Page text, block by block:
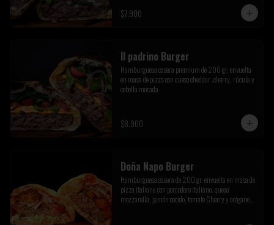
$7.900
Il padrino Burger
Hamburguesa casera premium de 200 gr, envuelta
en masa de pizza con queso cheddar ,cherry, rúcula y
cebolla morada
$8.900
Doña Napo Burger
Hamburguesa casera de 200 gr, envuelta en masa de
pizza italiana con pomodoro italiano, queso
mozzarella, jamón cocido, tomate Cherry y orégano de